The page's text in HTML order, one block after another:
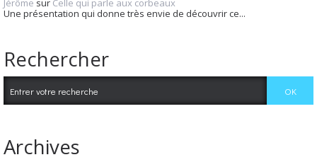
Jérôme sur Celle qui parle aux corbeaux
Une présentation qui donne très envie de découvrir ce...
Rechercher
Archives